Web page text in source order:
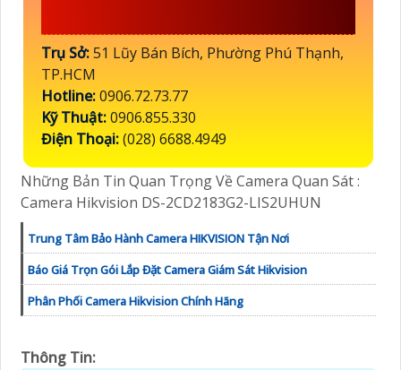
Trụ Sở:51 Lũy Bán Bích, Phường Phú Thạnh,
TP.HCM
Hotline:0906.72.73.77
Kỹ Thuật:0906.855.330
Điện Thoại:(028) 6688.4949
Những Bản Tin Quan Trọng Về Camera Quan Sát :
Camera Hikvision DS-2CD2183G2-LIS2UHUN
Trung Tâm Bảo Hành Camera HIKVISION Tận Nơi
Báo Giá Trọn Gói Lắp Đặt Camera Giám Sát Hikvision
Phân Phối Camera Hikvision Chính Hãng
Thông Tin: